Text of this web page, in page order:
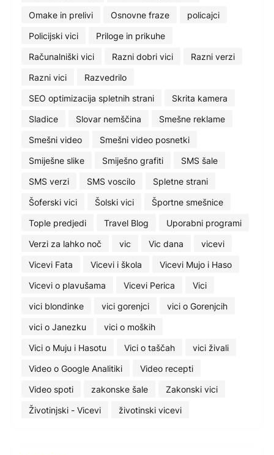
Omake in prelivi
Osnovne fraze
policajci
Policijski vici
Priloge in prikuhe
Računalniški vici
Razni dobri vici
Razni verzi
Razni vici
Razvedrilo
SEO optimizacija spletnih strani
Skrita kamera
Sladice
Slovar nemščina
Smešne reklame
Smešni video
Smešni video posnetki
Smiješne slike
Smiješno grafiti
SMS šale
SMS verzi
SMS voscilo
Spletne strani
Šoferski vici
Šolski vici
Športne smešnice
Tople predjedi
Travel Blog
Uporabni programi
Verzi za lahko noč
vic Vic dana
vicevi
Vicevi Fata
Vicevi i škola
Vicevi Mujo i Haso
Vicevi o plavušama
Vicevi Perica
Vici
vici blondinke
vici gorenjci
vici o Gorenjcih
vici o Janezku
vici o moških
Vici o Muju i Hasotu
Vici o taščah
vici živali
Video o Google Analitiki
Video recepti
Video spoti
zakonske šale
Zakonski vici
Životinjski - Vicevi
životinski vicevi